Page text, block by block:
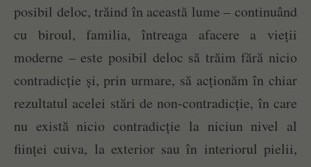
posibil deloc, trăind în această lume – continuând
cu biroul, familia, întreaga afacere a vieții
moderne – este posibil deloc să trăim fără nicio
contradicție și, prin urmare, să acționăm în chiar
rezultatul acelei stări de non-contradicție, în care
nu există nicio contradicție la niciun nivel al
ființei cuiva, la exterior sau în interiorul pielii,